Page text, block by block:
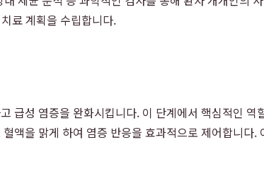
료 계획을 수립합니다.
급성 염증을 완화시킵니다. 이 단계에서 핵심적인
액을 맑게 하여 염증 반응을 효과적으로 제어합니다